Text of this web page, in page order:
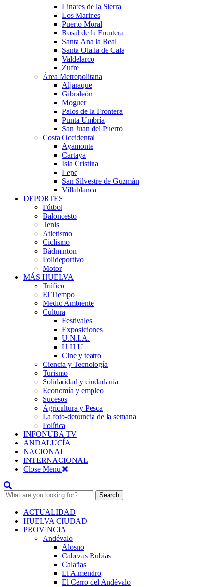
Linares de la Sierra
Los Marines
Puerto Moral
Rosal de la Frontera
Santa Ana la Real
Santa Olalla de Cala
Valdelarco
Zufre
Área Metropolitana
Aljaraque
Gibraleón
Moguer
Palos de la Frontera
Punta Umbría
San Juan del Puerto
Costa Occidental
Ayamonte
Cartaya
Isla Cristina
Lepe
San Silvestre de Guzmán
Villablanca
DEPORTES
Fútbol
Baloncesto
Tenis
Atletismo
Ciclismo
Bádminton
Polideportivo
Motor
MÁS HUELVA
Tráfico
El Tiempo
Medio Ambiente
Cultura
Festivales
Exposiciones
U.N.I.A.
U.H.U.
Cine y teatro
Ciencia y Tecnología
Turismo
Solidaridad y ciudadanía
Economía y empleo
Sucesos
Agricultura y Pesca
La foto-denuncia de la semana
Política
INFONUBA TV
ANDALUCÍA
NACIONAL
INTERNACIONAL
Close Menu
Search
for:
ACTUALIDAD
HUELVA CIUDAD
PROVINCIA
Andévalo
Alosno
Cabezas Rubias
Calañas
El Almendro
El Cerro del Andévalo